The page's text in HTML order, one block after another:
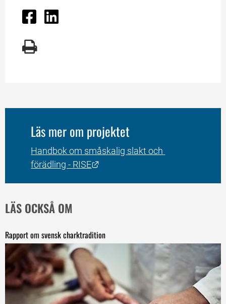
Dela på Facebook
Läs mer om projektet
Handbok om småskalig slakt och
förädling - RISE
LÄS OCKSÅ OM
Rapport om svensk charktradition